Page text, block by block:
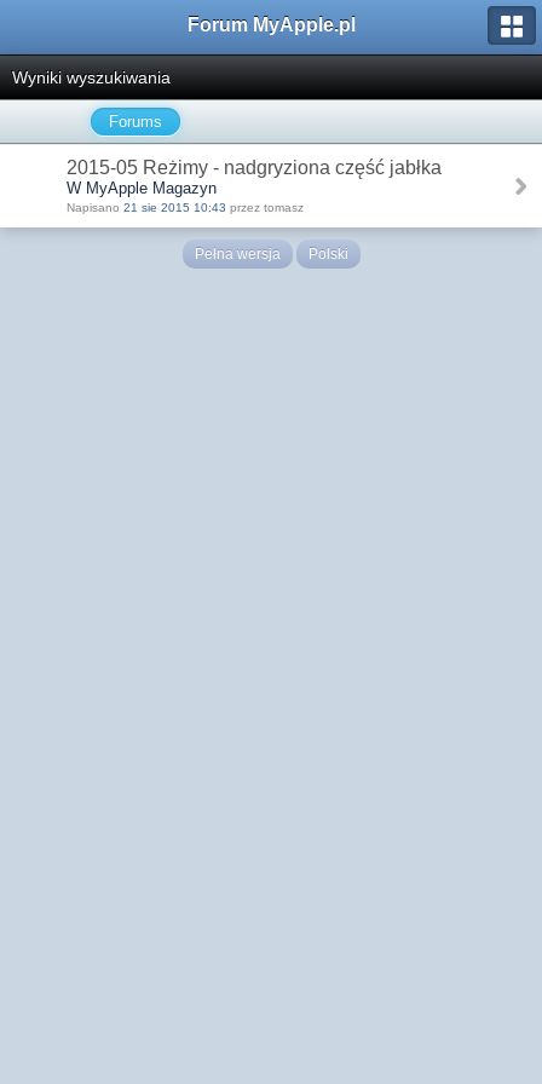
Forum MyApple.pl
Wyniki wyszukiwania
Forums
2015-05 Reżimy - nadgryziona część jabłka
W MyApple Magazyn
Napisano 21 sie 2015 10:43 przez tomasz
Pełna wersja Polski